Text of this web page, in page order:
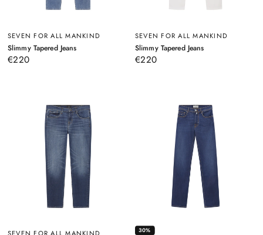
SEVEN FOR ALL MANKIND
Slimmy Tapered Jeans–
€220
SEVEN FOR ALL MANKIND
Slimmy Tapered Jeans–
€220
30%